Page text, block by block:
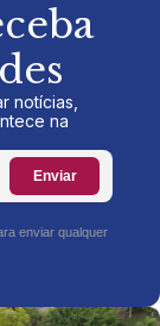
notícias,
na
Enviar
enviar qualquer